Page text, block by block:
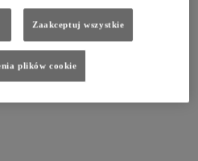
Zaakceptuj wszystkie
plików cookie